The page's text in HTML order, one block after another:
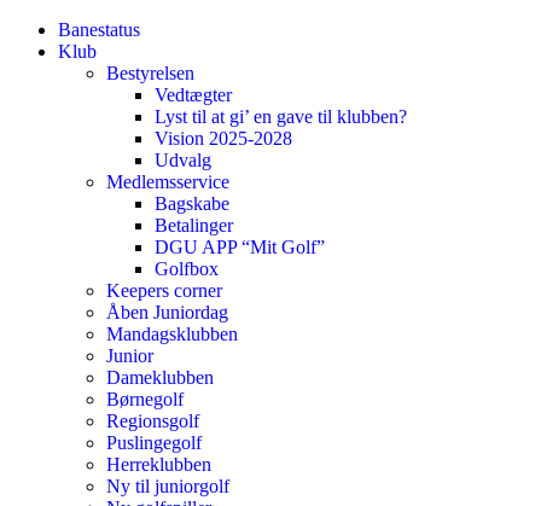
Banestatus
Klub
Bestyrelsen
Vedtægter
Lyst til at gi’ en gave til klubben?
Vision 2025-2028
Udvalg
Medlemsservice
Bagskabe
Betalinger
DGU APP “Mit Golf”
Golfbox
Keepers corner
Åben Juniordag
Mandagsklubben
Junior
Dameklubben
Børnegolf
Regionsgolf
Puslingegolf
Herreklubben
Ny til juniorgolf